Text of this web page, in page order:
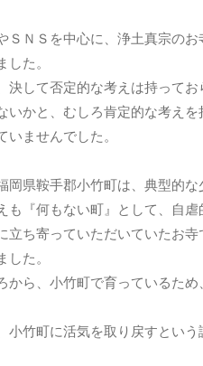
ＮＳを中心に、浄土真宗の
た。
して否定的な考えは持って
いかと、むしろ肯定的な考え
ませんでした。
県鞍手郡小竹町は、典型的
も『何もない町』として、自虐
ち寄っていただいていたお
た。
ら、小竹町で育っているため
竹町に活気を取り戻すとい